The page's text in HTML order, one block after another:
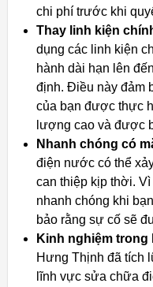
chi phí trước khi
Thay linh kiện
dụng các linh kiện
hành dài hạn lên
định. Điều này đảm
của bạn được thực
lượng cao và được
Nhanh chóng có
điện nước có thể
can thiệp kịp thời. Vì
nhanh chóng khi
bảo rằng sự cố sẽ
Kinh nghiệm
Hưng Thịnh đã tích
lĩnh vực sửa chữa